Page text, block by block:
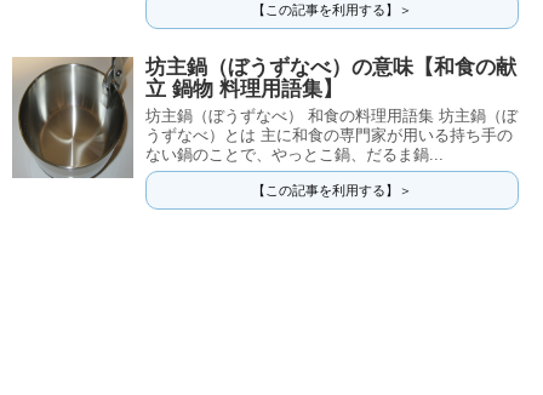
【この記事を利用する】＞
坊主鍋（ぼうずなべ）の意味【和食の献
立 鍋物 料理用語集】
坊主鍋（ぼうずなべ） 和食の料理用語集 坊主鍋（ぼ
うずなべ）とは 主に和食の専門家が用いる持ち手の
ない鍋のことで、やっとこ鍋、だるま鍋...
【この記事を利用する】＞